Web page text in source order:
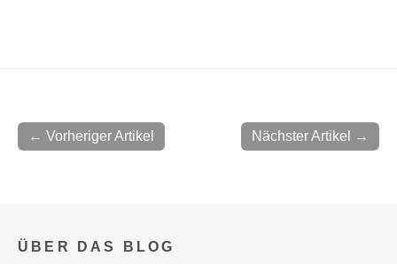
Nächster Artikel →
← Vorheriger Artikel
ÜBER DAS BLOG